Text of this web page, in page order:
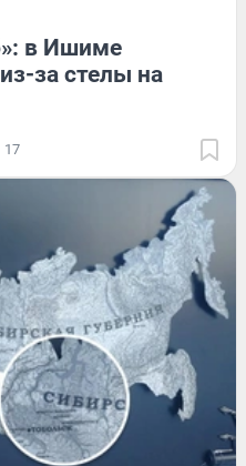
в Ишиме
за стелы на
17